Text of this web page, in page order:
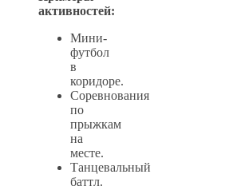
активностей:
Мини-
футбол
в
коридоре.
Соревнования
по
прыжкам
на
месте.
Танцевальный
баттл.